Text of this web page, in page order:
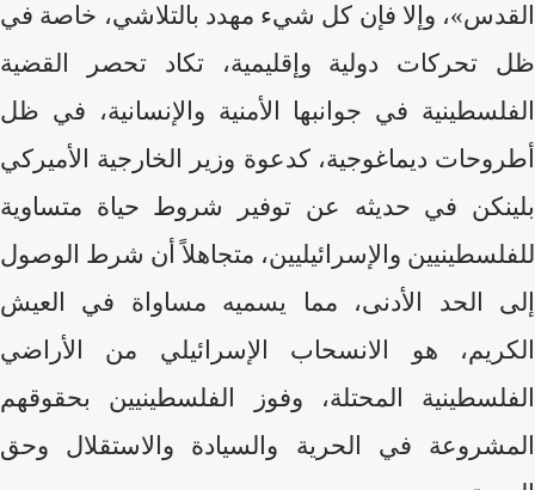
القدس»، وإلا فإن كل شيء مهدد بالتلاشي، خاصة في
ظل تحركات دولية وإقليمية، تكاد تحصر القضية
الفلسطينية في جوانبها الأمنية والإنسانية، في ظل
أطروحات ديماغوجية، كدعوة وزير الخارجية الأميركي
بلينكن في حديثه عن توفير شروط حياة متساوية
للفلسطينيين والإسرائيليين، متجاهلاً أن شرط الوصول
إلى الحد الأدنى، مما يسميه مساواة في العيش
الكريم، هو الانسحاب الإسرائيلي من الأراضي
الفلسطينية المحتلة، وفوز الفلسطينيين بحقوقهم
المشروعة في الحرية والسيادة والاستقلال وحق